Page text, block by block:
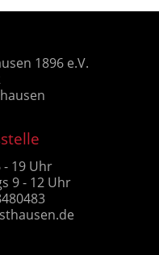
1896 e.V.
- 19 Uhr
9 - 12 Uhr